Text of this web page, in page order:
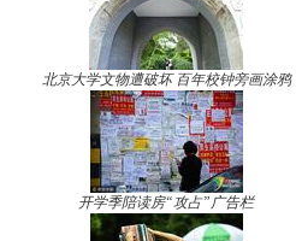
北京大学文物遭破坏 百年校钟旁画涂鸦
开学季陪读房“攻占”广告栏